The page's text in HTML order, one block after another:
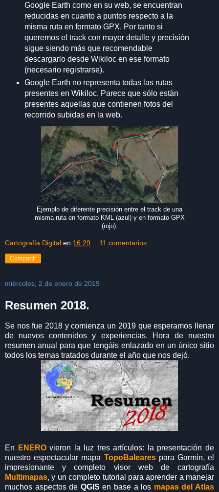
Google Earth como en su web, se encuentran
reducidas en cuanto a puntos respecto a la
misma ruta en formato GPX. Por tanto si
queremos el track con mayor detalle y precisión
sigue siendo más que recomendable
descargarlo desde Wikiloc en ese formato
(necesario registrarse).
Google Earth no representa todas las rutas
presentes en Wikiloc. Parece que sólo están
presentes aquellas que contienen fotos del
recorrido subidas en la web.
Ejemplo de diferente precisión entre el track de una
misma ruta en formato KML (azul) y en formato GPX
(rojo).
Cartografía Digital en 16:29 11 comentarios:
Compartir
miércoles, 2 de enero de 2019
Resumen 2018.
Se nos fue 2018 y comienza un 2019 que esperamos llenar
de nuevos contenidos y experiencias. Hora de nuestro
resumen anual para que tengáis enlazado en un único sitio
todos los temas tratados durante el año que nos dejó.
En ENEROvieron la luz tres artículos: la presentación de
nuestro espectacular mapa TopoBaleares para Garmin, el
impresionante y completo visor web de cartografía
Multimapas, y un completo tutorial para aprender a manejar
muchos aspectos de QGIS en base a los mapas del Atlas